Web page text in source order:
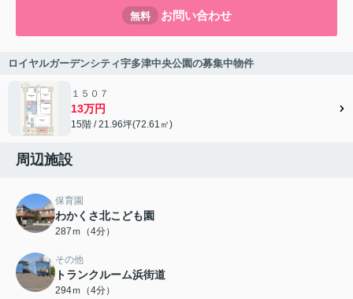
無料 お問い合わせ
ロイヤルガーデンシティ宇多津中央公園の募集中物件
１５０７
13万円
15階 / 21.96坪(72.61㎡)
周辺施設
保育園
わかくさ北こども園
287ｍ（4分）
その他
トランクルーム浜街道
294ｍ（4分）